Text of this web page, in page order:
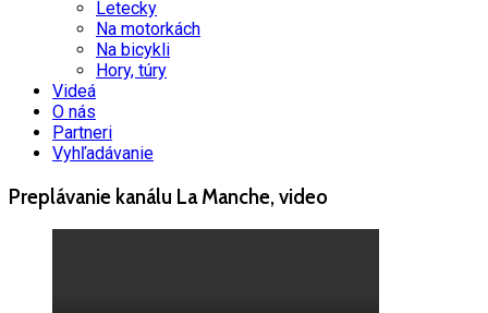
Letecky
Na motorkách
Na bicykli
Hory, túry
Videá
O nás
Partneri
Vyhľadávanie
Preplávanie kanálu La Manche, video